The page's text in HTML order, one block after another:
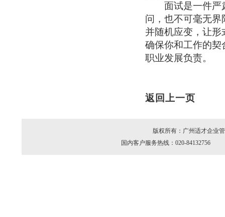
面试是一件严肃
问，也不可毫无
并随机应变，让
确保你和工作的契
职业发展负责。
返回上一页
版权所有：广州适才企
国内客户服务热线：020-84132756